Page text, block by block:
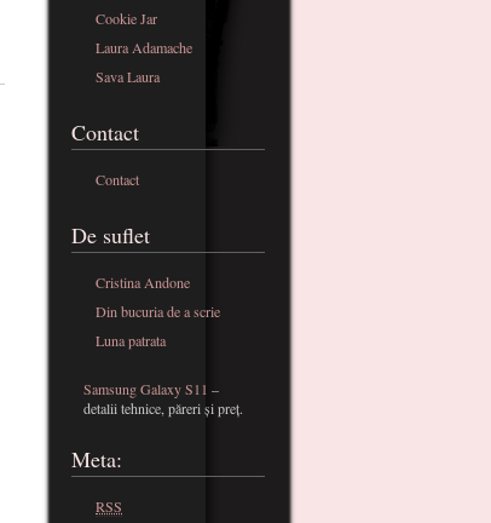
Cookie Jar
Laura Adamache
Sava Laura
Contact
Contact
De suflet
Cristina Andone
Din bucuria de a scrie
Luna patrata
Samsung Galaxy S11 –
detalii tehnice, păreri și preț.
Meta:
RSS